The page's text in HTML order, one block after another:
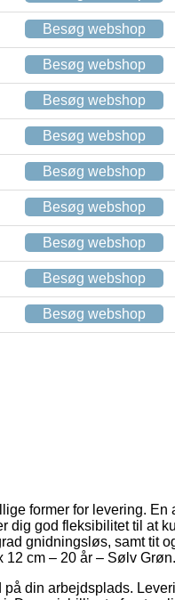
Besøg webshop
Besøg webshop
Besøg webshop
Besøg webshop
Besøg webshop
Besøg webshop
Besøg webshop
Besøg webshop
Besøg webshop
former for levering. En
dig god fleksibilitet til at
gnidningsløs, samt tit
12 cm – 20 år – Sølv Grøn.
din arbejdsplads.